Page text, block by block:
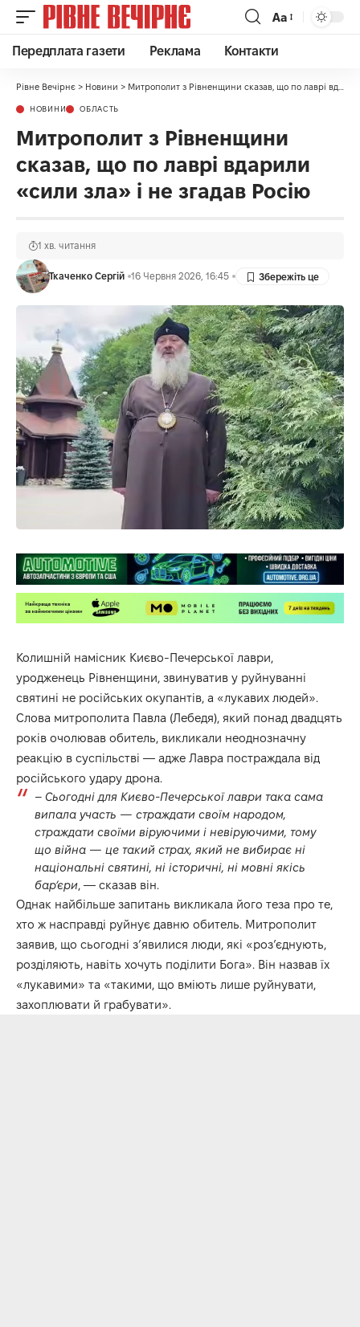
Аа
Передплата газети Реклама Контакти
Рівне Вечірнє > Новини > Митрополит з Рівненщини сказав, що по лаврі вдарили «сили зла» і не згадав Росію
НОВИНИ ОБЛАСТЬ
Митрополит з Рівненщини
сказав, що по лаврі вдарили
«сили зла» і не згадав Росію
Ткаченко Сергій 16 Червня 2026, 16:45
1 хв. читання
Колишній намісник Києво-Печерської лаври,
уродженець Рівненщини, звинуватив у руйнуванні
святині не російських окупантів, а «лукавих людей».
Слова митрополита Павла (Лебедя), який понад двадцять
років очолював обитель, викликали неоднозначну
реакцію в суспільстві — адже Лавра постраждала від
російського удару дрона.
– Сьогодні для Києво-Печерської лаври така сама
випала участь — страждати своїм народом,
страждати своїми віруючими і невіруючими, тому
що війна — це такий страх, який не вибирає ні
національні святині, ні історичні, ні мовні якісь
бар’єри, — сказав він.
Однак найбільше запитань викликала його теза про те,
хто ж насправді руйнує давню обитель. Митрополит
заявив, що сьогодні з’явилися люди, які «роз’єднують,
розділяють, навіть хочуть поділити Бога». Він назвав їх
«лукавими» та «такими, що вміють лише руйнувати,
захоплювати й грабувати».